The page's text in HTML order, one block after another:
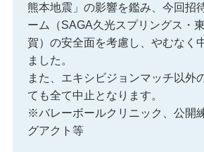
熊本地震」の影響を鑑み、今回招
ーム（SAGA久光スプリングス・
賀）の安全面を考慮し、やむなく
ました。
また、エキシビジョンマッチ以外
ても全て中止となります。
※バレーボールクリニック、公開
グアクト等